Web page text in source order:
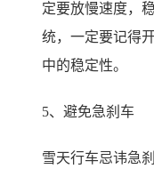
定要放慢速度，
统，一定要记得
中的稳定性。
5、避免急刹车
雪天行车忌讳急